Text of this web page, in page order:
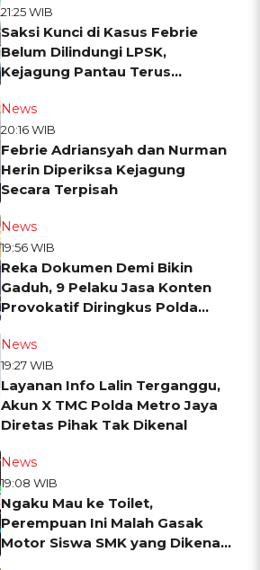
21:25 WIB
Saksi Kunci di Kasus Febrie
Belum Dilindungi LPSK,
Kejagung Pantau Terus
News
20:16 WIB
Febrie Adriansyah dan Nurman
Herin Diperiksa Kejagung
Secara Terpisah
News
19:56 WIB
Reka Dokumen Demi Bikin
Gaduh, 9 Pelaku Jasa Konten
Provokatif Diringkus Polda
News
19:27 WIB
Layanan Info Lalin Terganggu,
Akun X TMC Polda Metro Jaya
Diretas Pihak Tak Dikenal
News
19:08 WIB
Ngaku Mau ke Toilet,
Perempuan Ini Malah Gasak
Motor Siswa SMK yang Dikenal